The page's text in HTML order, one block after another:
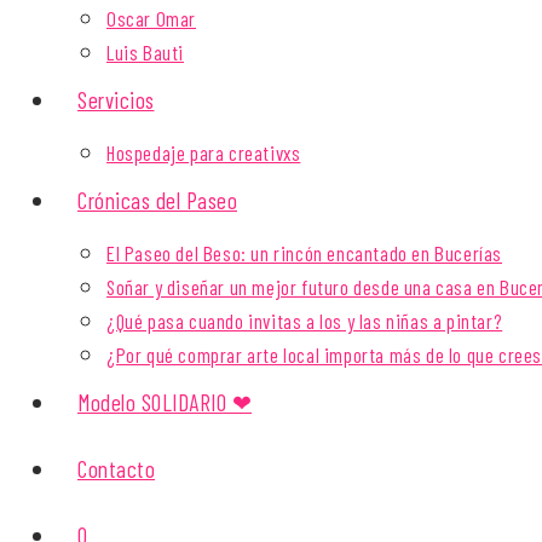
Oscar Omar
Luis Bauti
Servicios
Hospedaje para creativxs
Crónicas del Paseo
El Paseo del Beso: un rincón encantado en Bucerías
Soñar y diseñar un mejor futuro desde una casa en
¿Qué pasa cuando invitas a los y las niñas a pintar?
¿Por qué comprar arte local importa más de lo que
Modelo SOLIDARIO ❤
Contacto
0